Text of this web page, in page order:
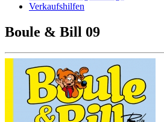
Verkaufshilfen
Boule & Bill 09